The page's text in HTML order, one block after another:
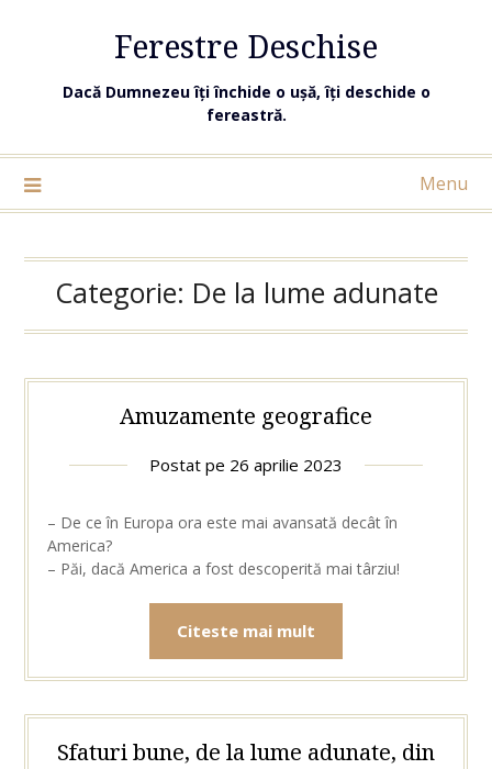
Ferestre Deschise
Dacă Dumnezeu îți închide o ușă, îți deschide o
fereastră.
Menu
Categorie: De la lume adunate
Amuzamente geografice
Postat pe 26 aprilie 2023
– De ce în Europa ora este mai avansată decât în
America?
– Păi, dacă America a fost descoperită mai târziu!
Citeste mai mult
Sfaturi bune, de la lume adunate, din